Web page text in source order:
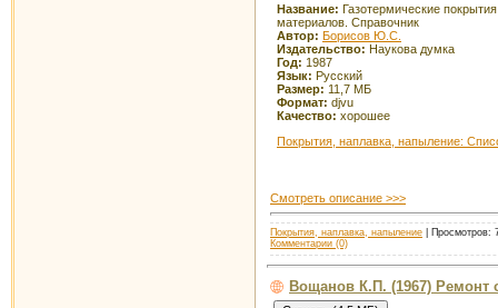
Название: Газотермические
материалов. Справочник
Автор: Борисов Ю.С.
Издательство: Наукова думка
Год: 1987
Язык: Русский
Размер: 11,7 МБ
Формат: djvu
Качество: хорошее
Покрытия, наплавка, напыление:
Смотреть описание >>>
Покрытия, наплавка, напыление | Просмотров:
Комментарии (0)
Вощанов К.П. (1967) Ремонт